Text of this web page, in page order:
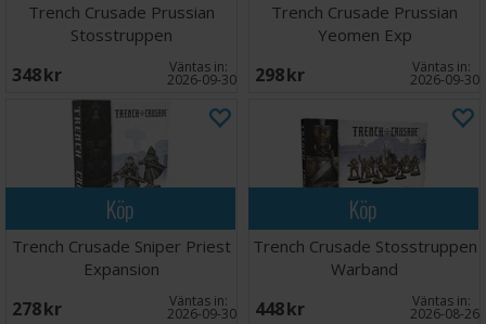
Trench Crusade Prussian
Stosstruppen
348 SEK Väntas in:
2026-09-30
Trench Crusade Prussian
Yeomen Exp
298 SEK Väntas in:
2026-09-30
Köp
Trench Crusade Sniper Priest
Expansion
278 SEK Väntas in:
2026-09-30
Köp
Trench Crusade Stosstruppen
Warband
448 SEK Väntas in:
2026-08-26